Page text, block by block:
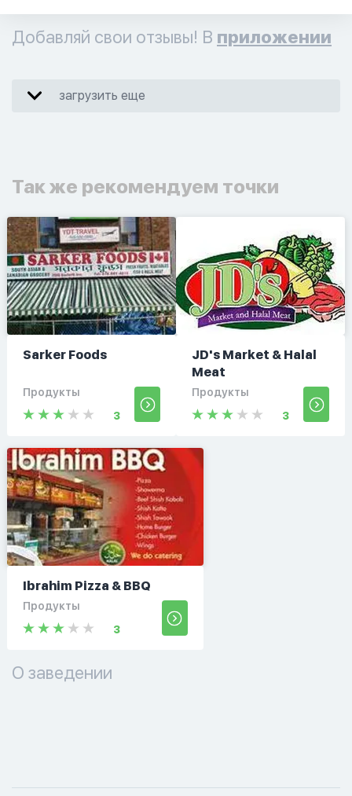
Добавляй свои отзывы! В приложении
загрузить еще
Так же рекомендуем точки
Sarker Foods
Продукты
3
JD's Market & Halal
Meat
Продукты
3
Ibrahim Pizza & BBQ
Продукты
3
О заведении